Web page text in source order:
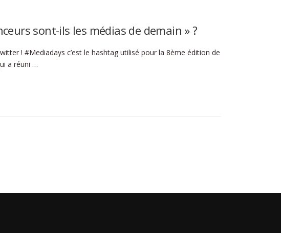
sont-ils les médias de demain » ?
! #Mediadays c’est le hashtag utilisé pour la 8ème édition de
a réuni …